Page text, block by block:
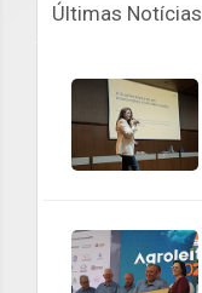
Últimas Notícias